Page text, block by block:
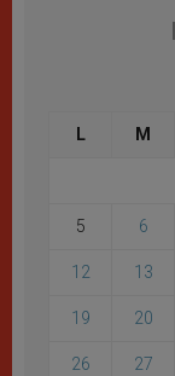
L M
5 6
12 13
19 20
26 27